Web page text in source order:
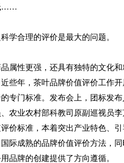
……
学合理的评价是最大的问题。
属性更强，还具有独特的文化
些年，茶叶品牌价值评价工作
专门标准。发布会上，团标发
农业农村部科教司原副巡视员
价标准，本着突出产业特色、
际成熟的品牌价值评价方法，
品牌的创建提供了方向遵循。